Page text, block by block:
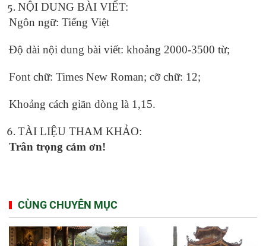
NỘI DUNG BÀI VIẾT:
Ngôn ngữ: Tiếng Việt
Độ dài nội dung bài viết: khoảng 2000-3500 từ;
Font chữ: Times New Roman; cỡ chữ: 12;
Khoảng cách giãn dòng là 1,15.
TÀI LIỆU THAM KHẢO:
Trân trọng cảm ơn!
CÙNG CHUYÊN MỤC